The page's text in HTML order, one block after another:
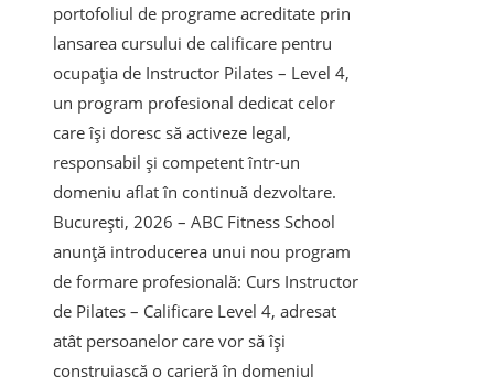
portofoliul de programe acreditate prin
lansarea cursului de calificare pentru
ocupația de Instructor Pilates – Level 4,
un program profesional dedicat celor
care își doresc să activeze legal,
responsabil și competent într-un
domeniu aflat în continuă dezvoltare.
București, 2026 – ABC Fitness School
anunță introducerea unui nou program
de formare profesională: Curs Instructor
de Pilates – Calificare Level 4, adresat
atât persoanelor care vor să își
construiască o carieră în domeniul